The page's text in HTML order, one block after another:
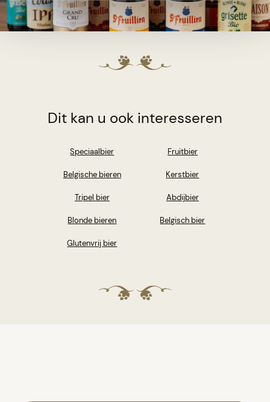
Dit kan u ook interesseren
Speciaalbier
Belgische bieren
Tripel bier
Blonde bieren
Glutenvrij bier
Fruitbier
Kerstbier
Abdijbier
Belgisch bier